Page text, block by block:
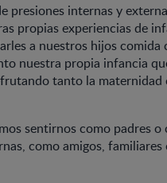
presiones internas y
propias experiencias de
a nuestros hijos comida
nuestra propia infancia
tanto la maternidad
sentirnos como padres o
como amigos, familiares